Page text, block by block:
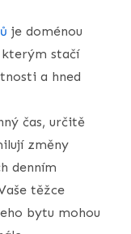
je doménou
kterým stačí
a hned
čas, určitě
změny
denním
těžce
bytu mohou